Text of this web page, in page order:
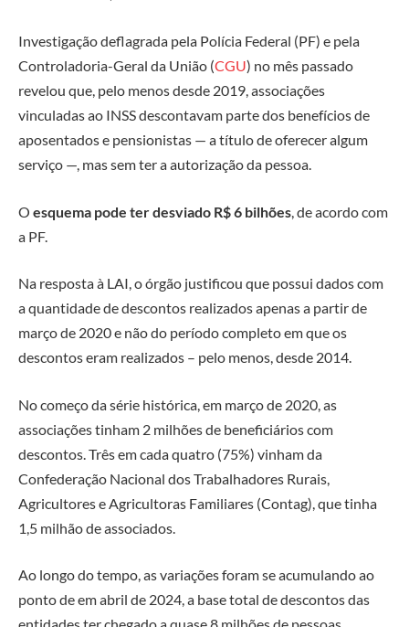
Investigação deflagrada pela Polícia Federal (PF) e pela
Controladoria-Geral da União (CGU) no mês passado
revelou que, pelo menos desde 2019, associações
vinculadas ao INSS descontavam parte dos benefícios de
aposentados e pensionistas — a título de oferecer algum
serviço —, mas sem ter a autorização da pessoa.
O esquema pode ter desviado R$ 6 bilhões , de acordo com
a PF.
Na resposta à LAI, o órgão justificou que possui dados com
a quantidade de descontos realizados apenas a partir de
março de 2020 e não do período completo em que os
descontos eram realizados – pelo menos, desde 2014.
No começo da série histórica, em março de 2020, as
associações tinham 2 milhões de beneficiários com
descontos. Três em cada quatro (75%) vinham da
Confederação Nacional dos Trabalhadores Rurais,
Agricultores e Agricultoras Familiares (Contag), que tinha
1,5 milhão de associados.
Ao longo do tempo, as variações foram se acumulando ao
ponto de em abril de 2024, a base total de descontos das